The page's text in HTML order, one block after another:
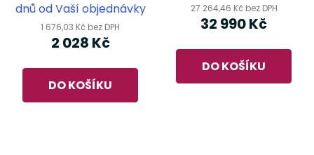
dnů od Vaší objednávky
1 676,03 Kč bez DPH
2 028 Kč
DO KOŠÍKU
27 264,46 Kč bez DPH
32 990 Kč
DO KOŠÍKU